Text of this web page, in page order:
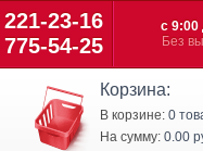
221-23-16
775-54-25
с 9:00
Без
Корзина:
В корзине: 0
На сумму: 0.00